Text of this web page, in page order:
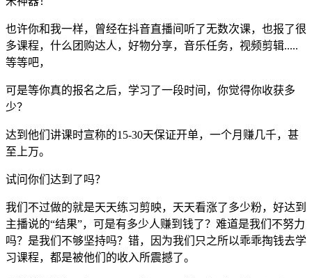
也许你和我一样，曾经在抖音直播间听了无数次课，也报了很
多课程，什么团购达人，好物分享，音乐任务，视频剪辑.....
等等吧，
可是等你真的报名之后，学习了一段时间，你觉得你收获多
少？
达到他们讲课时宣称的15-30天保证开单，一个月赚几千，甚
至上万。
试问你们达到了吗？
我们不过做的就是天天练习剪映，天天看涨了多少粉，好达到
主播说的“结果”，可是有多少人赚到钱了？难道是我们不努力
吗？是我们不够坚持吗？错，因为我们只之所以乖乖掏钱去学
习课程，都是被他们的收入所震撼了。